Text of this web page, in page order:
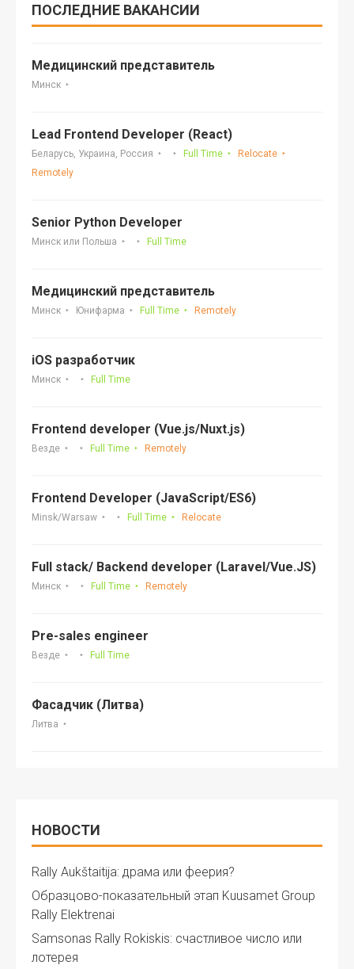
ПОСЛЕДНИЕ ВАКАНСИИ
Медицинский представитель
Минск
Lead Frontend Developer (React)
Беларусь, Украина, Россия Full Time
Relocate
Remotely
Senior Python Developer
Минск или Польша Full Time
Медицинский представитель
Минск Юнифарма Full Time Remotely
iOS разработчик
Минск Full Time
Frontend developer (Vue.js/Nuxt.js)
Везде Full Time Remotely
Frontend Developer (JavaScript/ES6)
Minsk/Warsaw Full Time Relocate
Full stack/ Backend developer (Laravel/Vue.JS)
Минск Full Time Remotely
Pre-sales engineer
Везде Full Time
Фасадчик (Литва)
Литва
НОВОСТИ
Rally Aukštaitija: драма или феерия?
Образцово-показательный этап Kuusamet Group
Rally Elektrenai
Samsonas Rally Rokiskis: счастливое число или
лотерея